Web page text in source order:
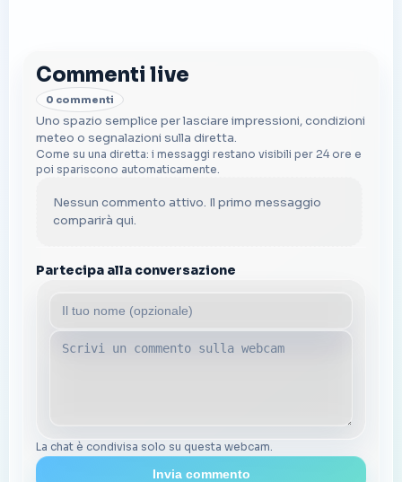
Commenti live
0 commenti
Uno spazio semplice per lasciare impressioni, condizioni
meteo o segnalazioni sulla diretta.
Come su una diretta: i messaggi restano visibili per 24 ore e
poi spariscono automaticamente.
Nessun commento attivo. Il primo messaggio
comparirà qui.
Partecipa alla conversazione
La chat è condivisa solo su questa webcam.
Invia commento